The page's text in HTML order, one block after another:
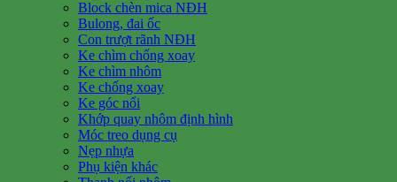
Block chèn mica NĐH
Bulong, đai ốc
Con trượt rãnh NĐH
Ke chìm chống xoay
Ke chìm nhôm
Ke chống xoay
Ke góc nổi
Khớp quay nhôm định hình
Móc treo dụng cụ
Nẹp nhựa
Phụ kiện khác